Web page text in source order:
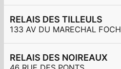
RELAIS DES TILLEULS
133 AV DU MARECHAL FOCH
RELAIS DES NOIREAUX